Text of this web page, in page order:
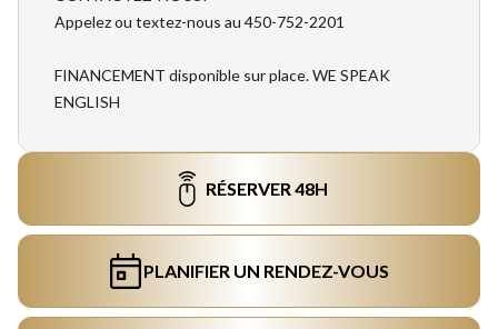
Appelez ou textez-nous au 450-752-2201
FINANCEMENT disponible sur place. WE SPEAK
ENGLISH
RÉSERVER 48H
PLANIFIER UN RENDEZ-VOUS